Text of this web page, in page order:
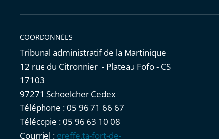
COORDONNÉES
Tribunal administratif de la Martinique
12 rue du Citronnier - Plateau Fofo - CS
17103
97271 Schoelcher Cedex
Téléphone : 05 96 71 66 67
Télécopie : 05 96 63 10 08
Courriel : greffe.ta-fort-de-